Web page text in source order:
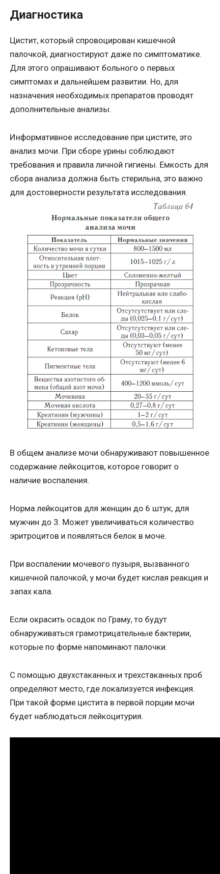
Диагностика
Цистит, который спровоцирован кишечной
палочкой, диагностируют даже по симптоматике.
Для этого опрашивают больного о первых
симптомах и дальнейшем развитии. Но, для
назначения необходимых препаратов проводят
дополнительные анализы.
Информативное исследование при цистите, это
анализ мочи. При сборе урины соблюдают
требования и правила личной гигиены. Емкость для
сбора анализа должна быть стерильна, это важно
для достоверности результата исследования.
В общем анализе мочи обнаруживают повышенное
содержание лейкоцитов, которое говорит о
наличие воспаления.
Норма лейкоцитов для женщин до 6 штук, для
мужчин до 3. Может увеличиваться количество
эритроцитов и появляться белок в моче.
При воспалении мочевого пузыря, вызванного
кишечной палочкой, у мочи будет кислая реакция и
запах кала.
Если окрасить осадок по Граму, то будут
обнаруживаться грамотрицательные бактерии,
которые по форме напоминают палочки.
С помощью двухстаканных и трехстаканных проб
определяют место, где локализуется инфекция.
При такой форме цистита в первой порции мочи
будет наблюдаться лейкоцитурия.